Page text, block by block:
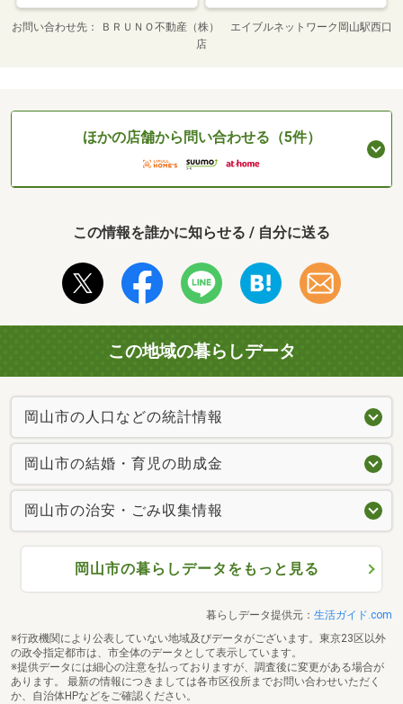
お問い合わせ先
ＢＲＵＮＯ不動産（株） エイブルネットワーク岡山駅西口
店
ほかの店舗から問い合わせる（5件）
この情報を誰かに知らせる / 自分に送る
この地域の暮らしデータ
岡山市の人口などの統計情報
岡山市の結婚・育児の助成金
岡山市の治安・ごみ収集情報
岡山市の暮らしデータをもっと見る
暮らしデータ提供元： 生活ガイド.com
※行政機関により公表していない地域及びデータがございます。東京23区以外
の政令指定都市は、市全体のデータとして表示しています。
※提供データには細心の注意を払っておりますが、調査後に変更がある場合が
あります。 最新の情報につきましては各市区役所までお問い合わせいただく
か、自治体HPなどをご確認ください。